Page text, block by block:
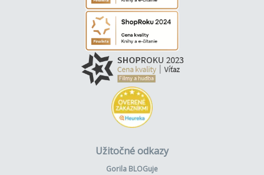
Užitočné odkazy
Gorila BLOGuje